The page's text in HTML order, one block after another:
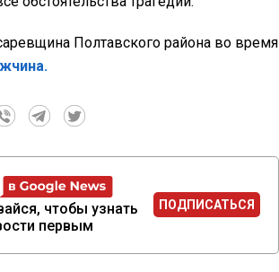
Полтавского района во время
чтобы узнать
первым
ПОДПИСАТЬСЯ